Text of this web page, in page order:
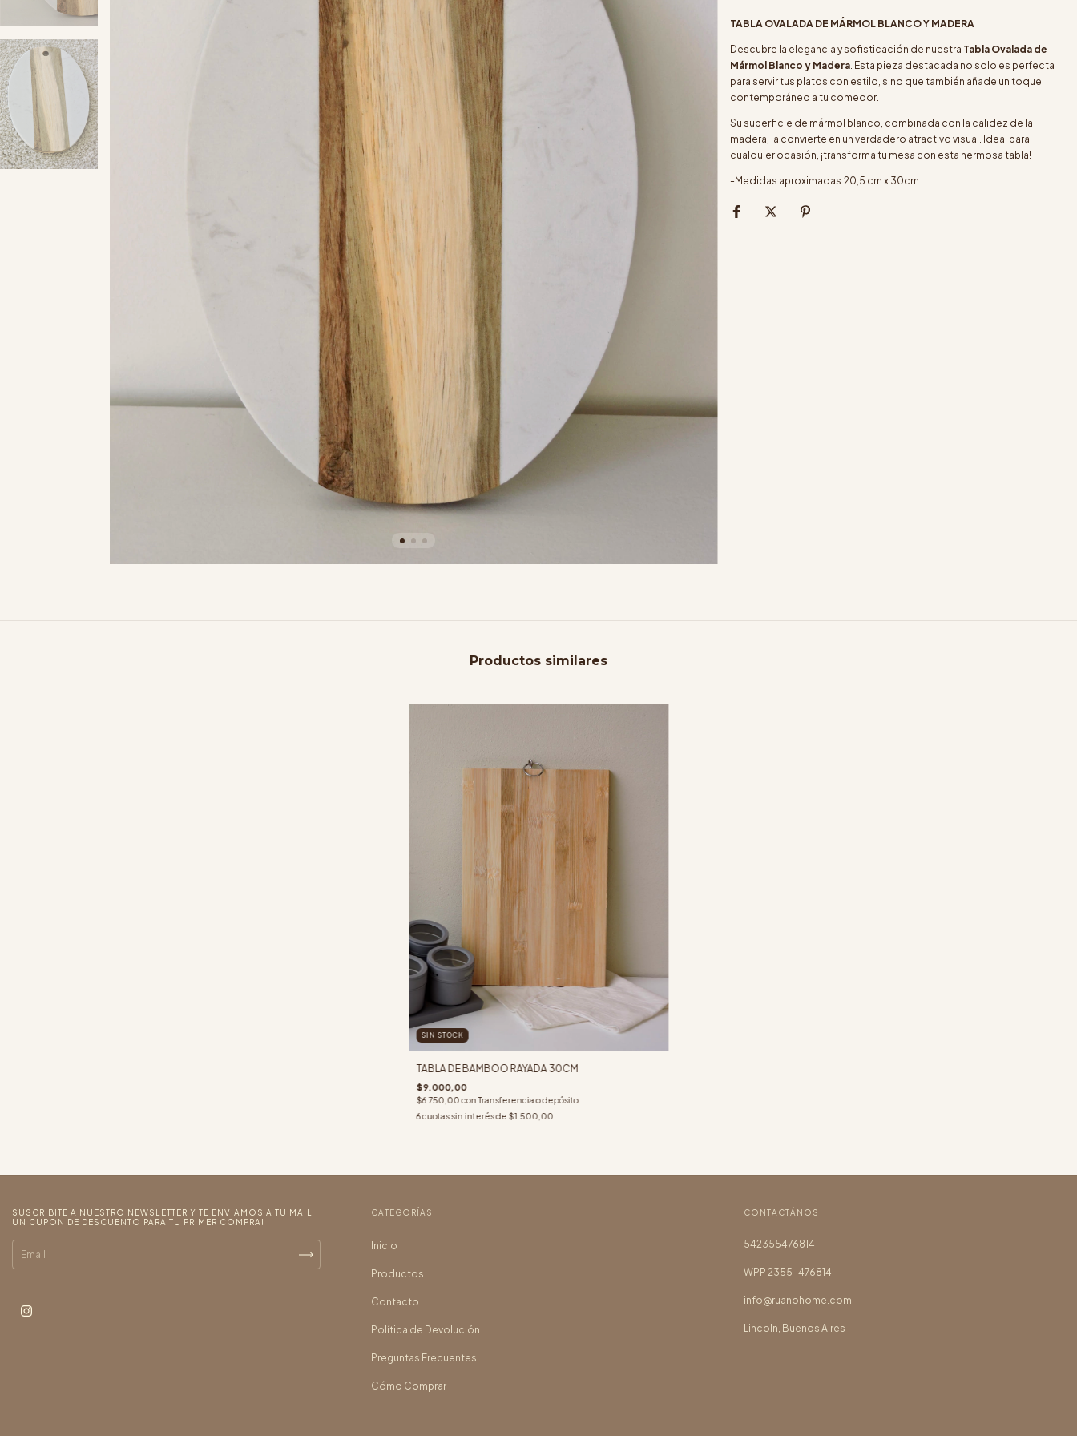
TABLA OVALADA DE MÁRMOL BLANCO Y MADERA
Descubre la elegancia y sofisticación de nuestra Tabla Ovalada de
Mármol Blanco y Madera. Esta pieza destacada no solo es perfecta
para servir tus platos con estilo, sino que también añade un toque
contemporáneo a tu comedor.
Su superficie de mármol blanco, combinada con la calidez de la
madera, la convierte en un verdadero atractivo visual. Ideal para
cualquier ocasión, ¡transforma tu mesa con esta hermosa tabla!
-Medidas aproximadas:20,5 cm x 30cm
Productos similares
SIN STOCK
TABLA DE BAMBOO RAYADA 30CM
$9.000,00
$6.750,00con Transferencia o depósito
6cuotas sin interés de $1.500,00
SUSCRIBITE A NUESTRO NEWSLETTER Y TE ENVIAMOS A TU MAIL
UN CUPON DE DESCUENTO PARA TU PRIMER COMPRA!
CATEGORÍAS
Inicio
Productos
Contacto
Política de Devolución
Preguntas Frecuentes
Cómo Comprar
CONTACTÁNOS
542355476814
WPP 2355-476814
info@ruanohome.com
Lincoln, Buenos Aires